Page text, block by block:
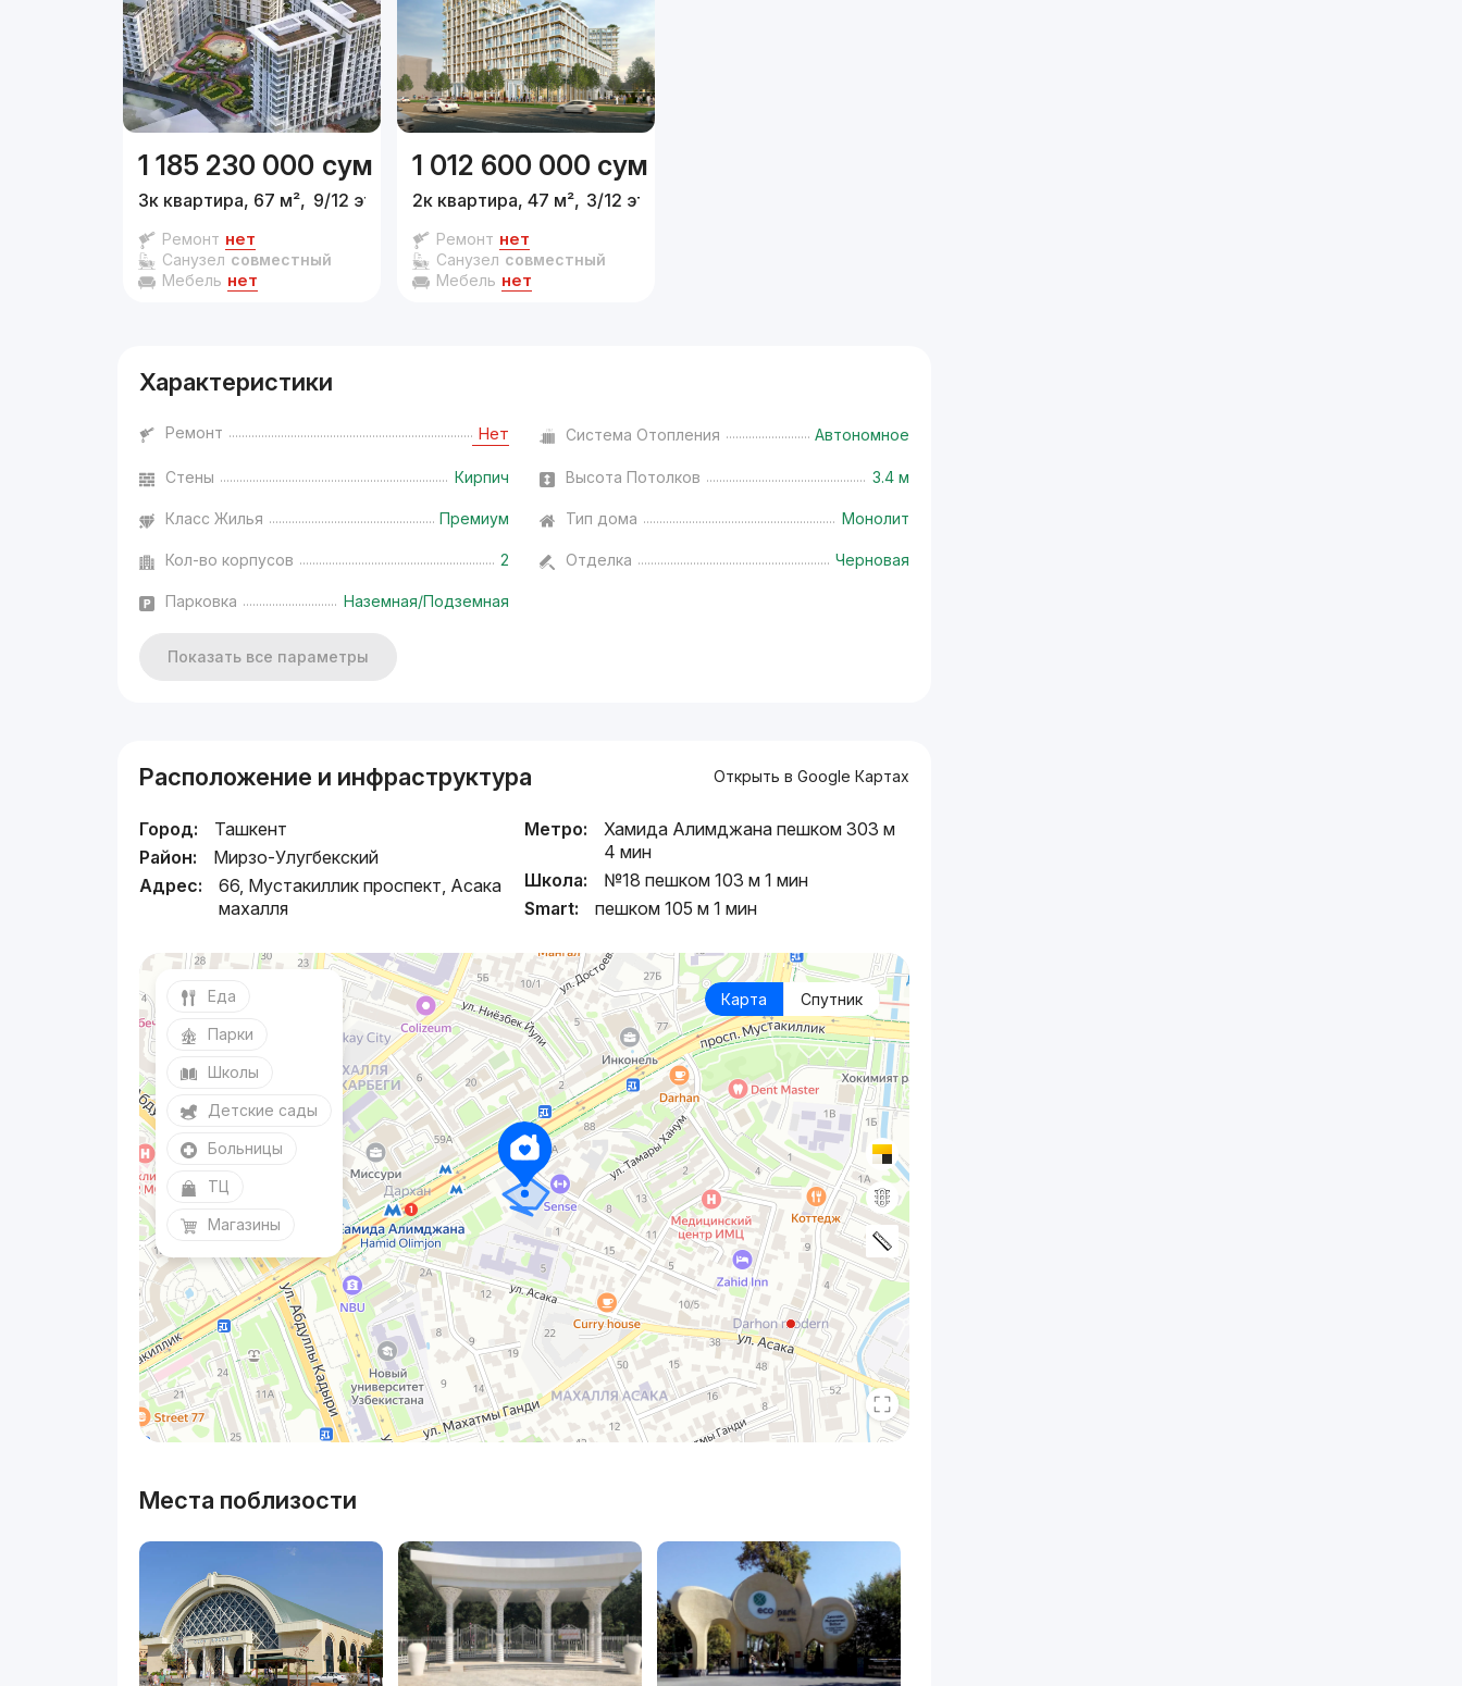
1 185 230 000 сум
3к квартира, 67 м², 9/12 эт.
Ремонт нет
Санузел совместный
Мебель нет
1 012 600 000 сум
2к квартира, 47 м², 3/12 эт.
Ремонт нет
Санузел совместный
Мебель нет
Характеристики
Ремонт Нет Система Отопления Автономное
Стены Кирпич Высота Потолков 3.4 м
Класс Жилья Премиум Тип дома Монолит
Кол-во корпусов 2 Отделка Черновая
Парковка Наземная/Подземная
Показать все параметры
Расположение и инфраструктура Открыть в Google Картах
Город:
Ташкент
Район:
Мирзо-Улугбекский
Адрес:
66, Мустакиллик проспект, Асака
махалля
Метро:
Хамида Алимджана пешком 303 м
4 мин
Школа:
№18 пешком 103 м 1 мин
Smart:
пешком 105 м 1 мин
Карта Спутник
Еда
Парки
Школы
Детские сады
Больницы
ТЦ
Магазины
Места поблизости